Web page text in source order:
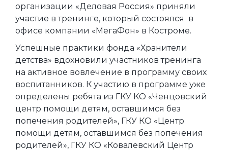
организации «Деловая Россия» приняли
участие в тренинге, который состоялся в
офисе компании «МегаФон» в Костроме.
Успешные практики фонда «Хранители
детства» вдохновили участников тренинга
на активное вовлечение в программу своих
воспитанников. К участию в программе уже
определены ребята из ГКУ КО «Ченцовский
центр помощи детям, оставшимся без
попечения родителей», ГКУ КО «Центр
помощи детям, оставшимся без попечения
родителей», ГКУ КО «Ковалевский Центр